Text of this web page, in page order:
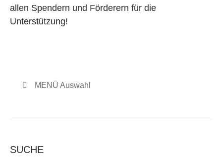
allen Spendern und Förderern für die
Unterstützung!
MENÜ Auswahl
SUCHE